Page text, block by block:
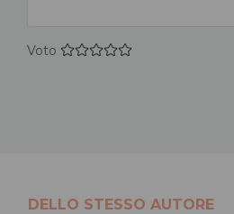
Voto
DELLO STESSO AUTORE